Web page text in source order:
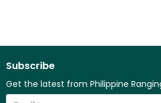
Subscribe
Get the latest from Philippine